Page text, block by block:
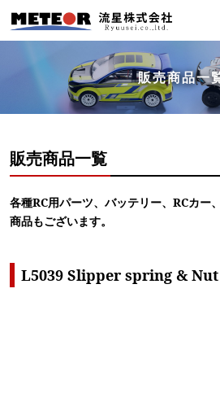
販売商品一
販売商品一覧
各種RC用パーツ、バッテリー、RCカー
商品もございます。
L5039 Slipper spring & Nut